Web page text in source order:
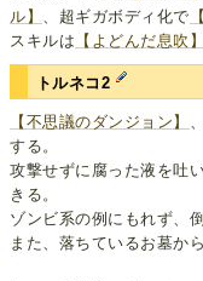
ル】
、超ギガボディ化で
スキルは 【よどんだ息吹】
トルネコ2
【不思議のダンジョン】 、
する。
攻撃せずに腐った液を吐
きる。
ゾンビ系の例にもれず、
また、落ちているお墓か